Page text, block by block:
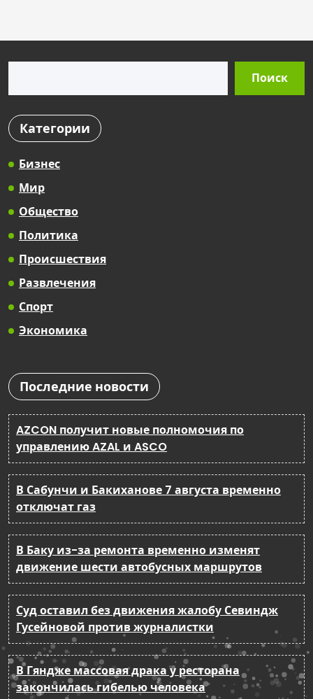
Поиск
Категории
Бизнес
Мир
Общество
Политика
Происшествия
Развлечения
Спорт
Экономика
Последние новости
AZCON получит новые полномочия по
управлению AZAL и ASCO
В Сабунчи и Бакиханове 7 августа временно
отключат газ
В Баку из-за ремонта временно изменят
движение шести автобусных маршрутов
Суд оставил без движения жалобу Севиндж
Гусейновой против журналистки
В Гяндже массовая драка у ресторана
закончилась гибелью человека